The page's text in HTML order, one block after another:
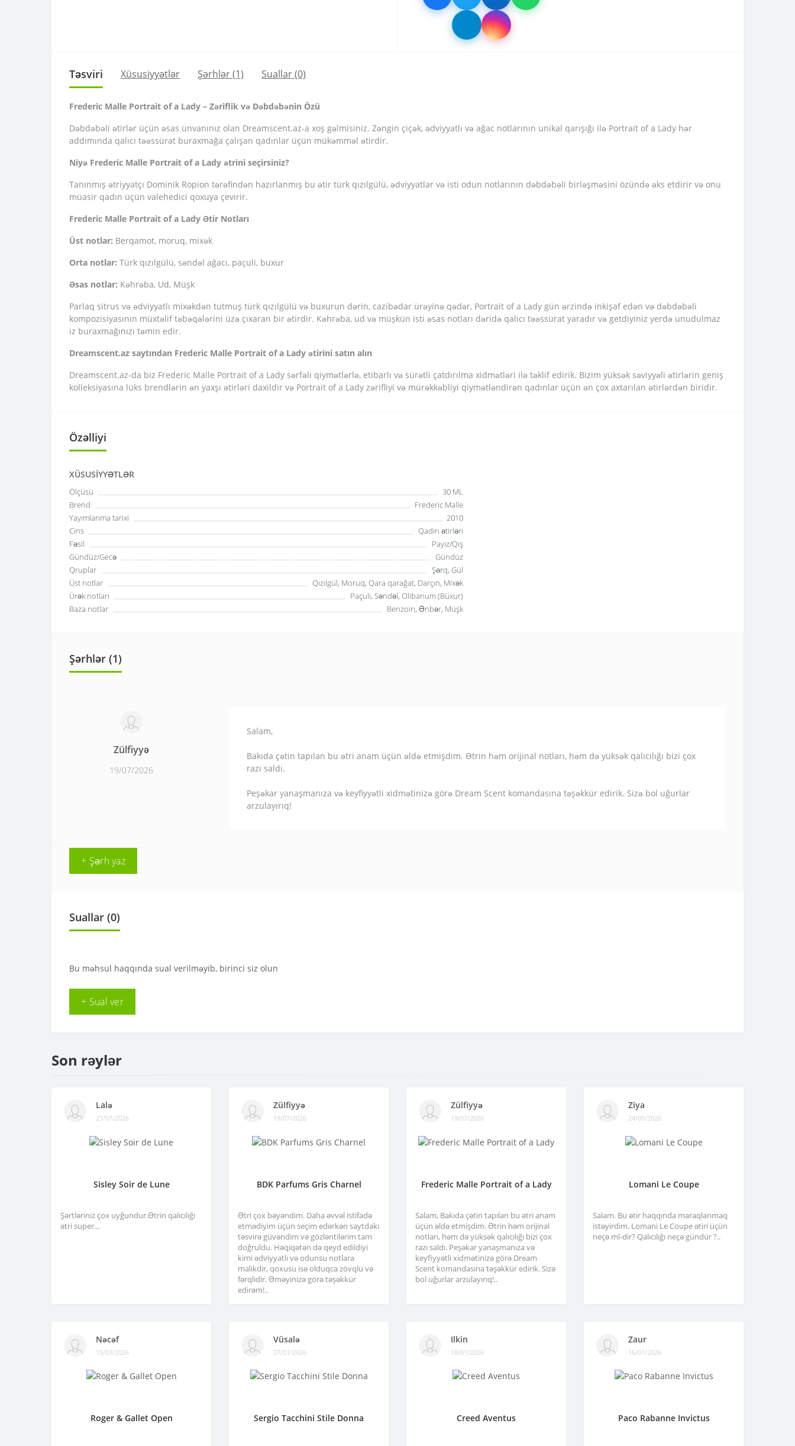
Təsviri Xüsusiyyətlər Şərhlər (1) Suallar(0)
Frederic Malle Portrait of a Lady – Zəriflik və Dəbdəbənin Özü
Dəbdəbəli ətirlər üçün əsas ünvanınız olan Dreamscent.az-a xoş gəlmisiniz. Zəngin çiçək, ədviyyatlı və ağac notlarının unikal qarışığı ilə Portrait of a Lady hər
addımında qalıcı təəssürat buraxmağa çalışan qadınlar üçün mükəmməl ətirdir.
Niyə Frederic Malle Portrait of a Lady ətrini seçirsiniz?
Tanınmış ətriyyatçı Dominik Ropion tərəfindən hazırlanmış bu ətir türk qızılgülü, ədviyyatlar və isti odun notlarının dəbdəbəli birləşməsini özündə əks etdirir və onu
müasir qadın üçün valehedici qoxuya çevirir.
Frederic Malle Portrait of a Lady Ətir Notları
Üst notlar: Berqamot, moruq, mixək
Orta notlar: Türk qızılgülü, səndəl ağacı, paçuli, buxur
Əsas notlar: Kəhrəba, Ud, Müşk
Parlaq sitrus və ədviyyatlı mixəkdən tutmuş türk qızılgülü və buxurun dərin, cazibədar ürəyinə qədər, Portrait of a Lady gün ərzində inkişaf edən və dəbdəbəli
kompozisiyasının müxtəlif təbəqələrini üzə çıxaran bir ətirdir. Kəhrəba, ud və müşkün isti əsas notları dəridə qalıcı təəssürat yaradır və getdiyiniz yerdə unudulmaz
iz buraxmağınızı təmin edir.
Dreamscent.az saytından Frederic Malle Portrait of a Lady ətirini satın alın
Dreamscent.az-da biz Frederic Malle Portrait of a Lady sərfəli qiymətlərlə, etibarlı və sürətli çatdırılma xidmətləri ilə təklif edirik. Bizim yüksək səviyyəli ətirlərin geniş
kolleksiyasına lüks brendlərin ən yaxşı ətirləri daxildir və Portrait of a Lady zərifliyi və mürəkkəbliyi qiymətləndirən qadınlar üçün ən çox axtarılan ətirlərdən biridir.
Özəlliyi
XÜSUSIYYƏTLƏR
Ölçüsü
30 ML
Brend
Frederic Malle
Yayımlanma tarixi
2010
Cins
Qadın ətirləri
Fəsil
Payız/Qış
Gündüz/Gecə
Gündüz
Qruplar
Şərq, Gül
Üst notlar
Qızılgül, Moruq, Qara qarağat, Darçın, Mixək
Ürək notları
Paçuli, Səndəl, Olibanum (Büxur)
Baza notlar
Benzoin, Ənbər, Müşk
Şərhlər (1)
Zülfiyyə
19/07/2026
Salam,
Bakıda çətin tapılan bu ətri anam üçün əldə etmişdim. Ətrin həm orijinal notları, həm də yüksək qalıcılığı bizi çox
razı saldı.
Peşəkar yanaşmanıza və keyfiyyətli xidmətinizə görə Dream Scent komandasına təşəkkür edirik. Sizə bol uğurlar
arzulayırıq!
+ Şərh yaz
Suallar (0)
Bu məhsul haqqında sual verilməyib, birinci siz olun
+ Sual ver
Son rəylər
Lalə
27/07/2026
Sisley Soir de Lune
Şərtləriniz çox uyğundur.Ətrin qalıcılığı
ətri super...
Zülfiyyə
19/07/2026
BDK Parfums Gris Charnel
Ətri çox bəyəndim. Daha əvvəl istifadə
etmədiyim üçün seçim edərkən saytdakı
təsvirə güvəndim və gözləntilərim tam
doğruldu. Həqiqətən də qeyd edildiyi
kimi ədviyyatlı və odunsu notlara
malikdir, qoxusu isə olduqca zövqlü və
fərqlidir. Əməyinizə görə təşəkkür
edirəm!..
Zülfiyyə
19/07/2026
Frederic Malle Portrait of a Lady
Salam, Bakıda çətin tapılan bu ətri anam
üçün əldə etmişdim. Ətrin həm orijinal
notları, həm də yüksək qalıcılığı bizi çox
razı saldı. Peşəkar yanaşmanıza və
keyfiyyətli xidmətinizə görə Dream
Scent komandasına təşəkkür edirik. Sizə
bol uğurlar arzulayırıq!..
Ziya
24/05/2026
Lomani Le Coupe
Salam. Bu ətir haqqında maraqlanmaq
istəyirdim. Lomani Le Coupe ətiri üçün
neçə ml-dir? Qalıcılığı neçə gündür ?..
Nəcəf
15/03/2026
Roger & Gallet Open
Vüsalə
27/01/2026
Sergio Tacchini Stile Donna
Ilkin
18/01/2026
Creed Aventus
Zaur
16/01/2026
Paco Rabanne Invictus